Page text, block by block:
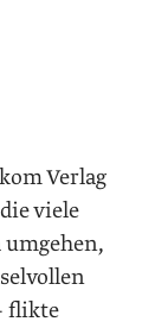
Verlag
viele
flikte